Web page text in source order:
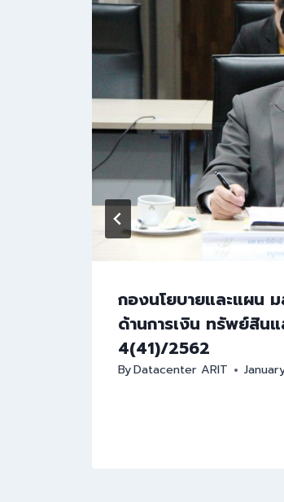
กองนโยบายและแผน
ด้านการเงิน ทรัพย์สิน
4(41)/2562
ByDatacenter ARIT